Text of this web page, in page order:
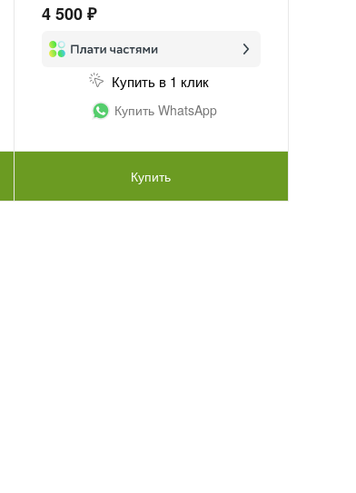
4 500 ₽
Купить в 1 клик
Купить WhatsApp
Купить